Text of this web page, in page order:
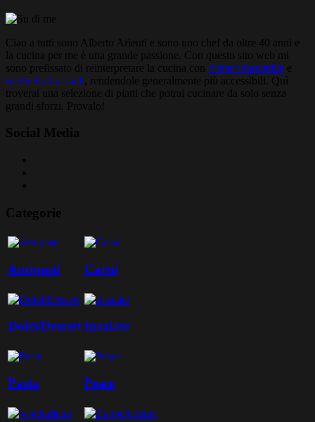
Ciao a tutti sono Alberto Arienti e sono uno chef da oltre 40 anni e
la cucina per me è una grande passione. Con questo sito web mi
sono prefissato di reinterpretare la cucina con ricette innovative e
ricette tradizionali , rendendole generalmente più accessibili. Quì
troverai una selezione di piatti che potrai cucinare da solo senza
grandi sforzi. Provalo!
Social Media
Categorie
Antipasti Carni
Dolci/DessertInsalate
Pasta Pesce